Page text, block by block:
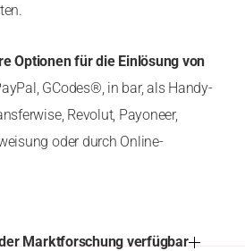
Optionen für die Einlösung von
GCodes®, in bar, als Handy-
Revolut, Payoneer,
oder durch Online-
Marktforschung verfügbar